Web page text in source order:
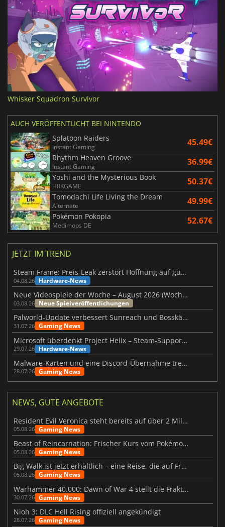
Whisker Squadron Survivor
AUCH VERÖFFENTLICHT BEI NINTENDO
Splatoon Raiders
Instant Gaming 45.49€
Rhythm Heaven Groove
Instant Gaming 36.99€
Yoshi and the Mysterious Book
HRKGAME 50.37€
Tomodachi Life Living the Dream
Alternate 49.99€
Pokémon Pokopia
Medimops DE 52.67€
JETZT IM TREND
Steam Frame: Preis-Leak zerstört Hoffnung auf günstiges VR-Headset
04.08.26 Hardware-News
Neue Videospiele der Woche – August 2026 (Woche 32)
03.08.26 Neue Spielveröffentlichungen
Palworld-Update verbessert Sunreach und Bosskämpfe deutlich
31.07.26 Gaming News
Microsoft überdenkt Project Helix – Steam-Support gefährdet
29.07.26 Hardware-News
Malware-Karten und eine Discord-Übernahme treffen Meccha Chameleon
28.07.26 Gaming News
NEWS, GUTE ANGEBOTE
Resident Evil Veronica steht bereits auf über 2 Millionen Wunschlisten
05.08.26 Gaming News
Beast of Reincarnation: Frischer Kurs vom Pokémon-Studio
05.08.26 Gaming News
Big Walk ist jetzt erhältlich – eine Reise, die auf Freundschaft basiert
05.08.26 Gaming News
Warhammer 40.000: Dawn of War 4 stellt die Fraktion der Necrons vor
30.07.26 Gaming News
Nioh 3: DLC Hell Rising offiziell angekündigt
28.07.26 Gaming News